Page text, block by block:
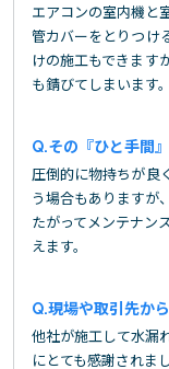
エアコンの室内機と
管カバーをとりつけ
けの施工もできます
も錆びてしまいます。
その『ひと手間
圧倒的に物持ちが良
う場合もありますが
たがってメンテナン
えます。
現場や取引先か
他社が施工して水漏
にとても感謝されまし